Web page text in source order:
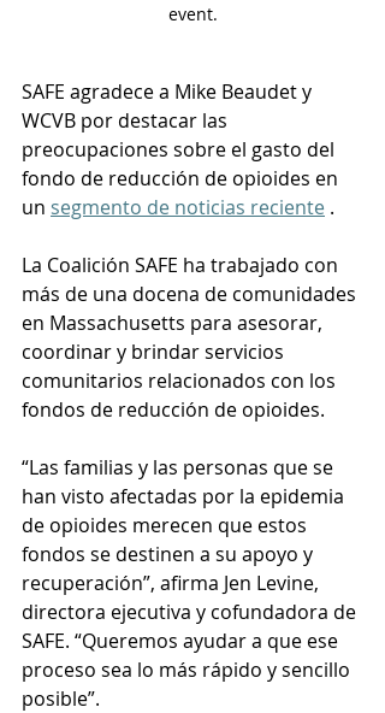
event.
SAFE agradece a Mike Beaudet y
WCVB por destacar las
preocupaciones sobre el gasto del
fondo de reducción de opioides en
un segmento de noticias reciente .
La Coalición SAFE ha trabajado con
más de una docena de comunidades
en Massachusetts para asesorar,
coordinar y brindar servicios
comunitarios relacionados con los
fondos de reducción de opioides.
“Las familias y las personas que se
han visto afectadas por la epidemia
de opioides merecen que estos
fondos se destinen a su apoyo y
recuperación”, afirma Jen Levine,
directora ejecutiva y cofundadora de
SAFE. “Queremos ayudar a que ese
proceso sea lo más rápido y sencillo
posible”.